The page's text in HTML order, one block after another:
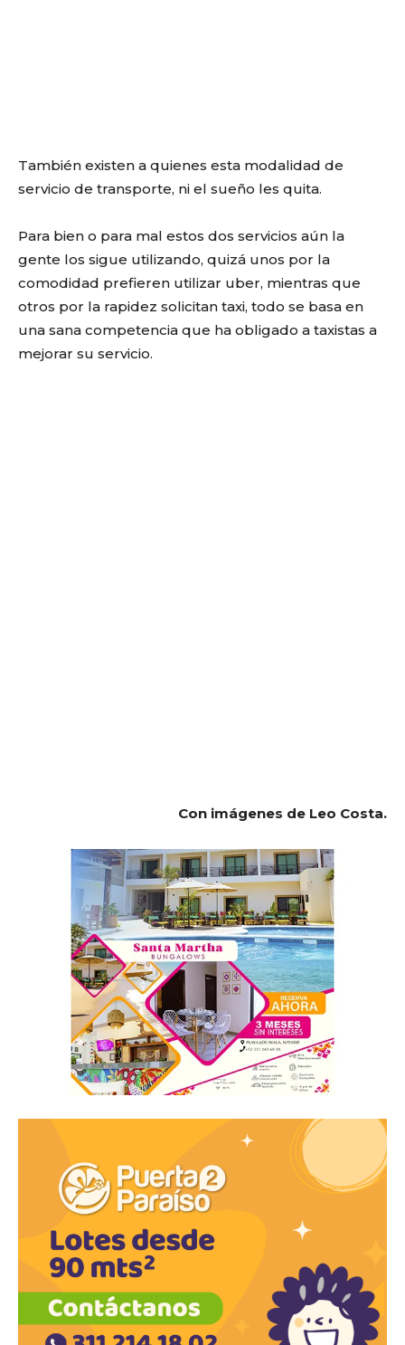
También existen a quienes esta modalidad de
servicio de transporte, ni el sueño les quita.
Para bien o para mal estos dos servicios aún la
gente los sigue utilizando, quizá unos por la
comodidad prefieren utilizar uber, mientras que
otros por la rapidez solicitan taxi, todo se basa en
una sana competencia que ha obligado a taxistas a
mejorar su servicio.
Con imágenes de Leo Costa.